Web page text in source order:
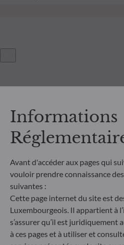
12 boulevard de la Madeleine
75440 Paris Cedex 09
France
+33 1 44 51 80 28
Société de Gestion de Portefeuille
Marchés Financiers sous le numéro
* Entité responsable du site internet
Informations
Avant d'accéder aux pages qui
vouloir prendre connaissance
suivantes :
Cette page internet du site est
Luxembourgeois. Il appartient à
s’assurer qu’il est juridiquement
à ces pages et à utiliser et